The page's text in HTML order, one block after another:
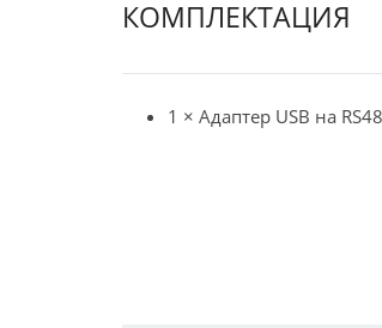
КОМПЛЕКТАЦИЯ
1 × Адаптер USB на